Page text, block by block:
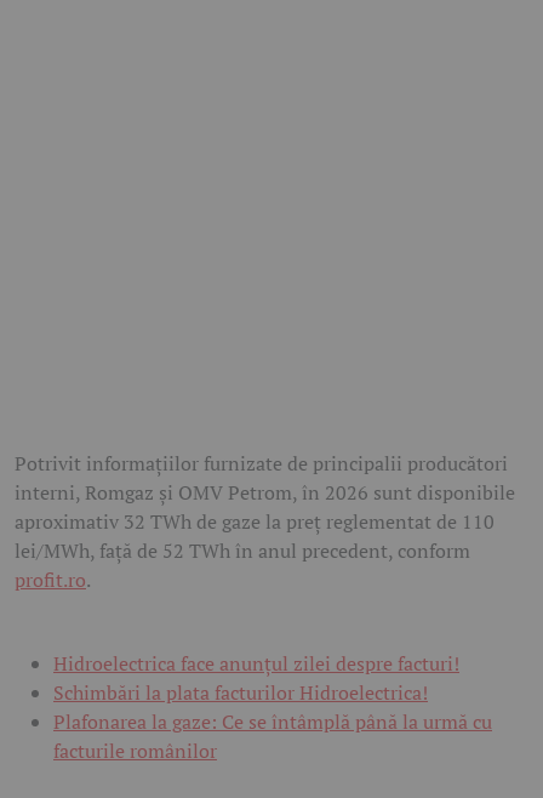
Potrivit informațiilor furnizate de principalii producători
interni, Romgaz și OMV Petrom, în 2026 sunt disponibile
aproximativ 32 TWh de gaze la preț reglementat de 110
lei/MWh, față de 52 TWh în anul precedent, conform
profit.ro.
Hidroelectrica face anunțul zilei despre facturi!
Schimbări la plata facturilor Hidroelectrica!
Plafonarea la gaze: Ce se întâmplă până la urmă cu
facturile românilor